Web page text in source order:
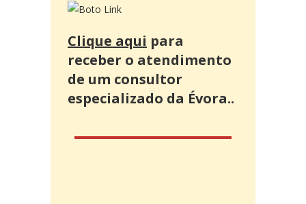
Clique aqui para
receber o atendimento
de um consultor
especializado da Évora..